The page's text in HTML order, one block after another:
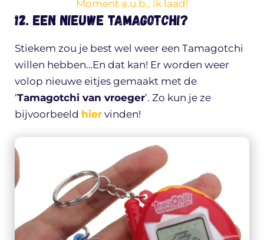
Moment a.u.b., ik laad!
12. Een nieuwe Tamagotchi?
Stiekem zou je best wel weer een Tamagotchi
willen hebben…En dat kan! Er worden weer
volop nieuwe eitjes gemaakt met de
‘Tamagotchi van vroeger’. Zo kun je ze
bijvoorbeeld hier vinden!